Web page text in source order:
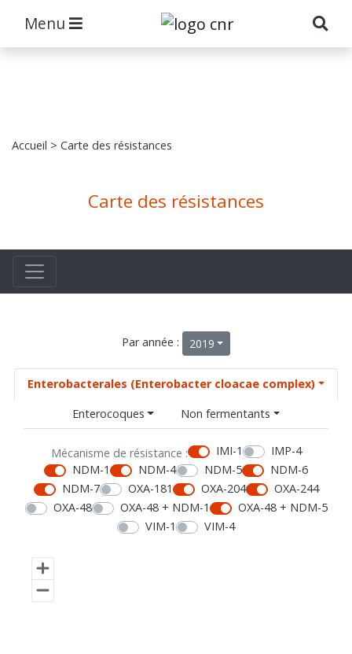
Menu
Accueil > Carte des résistances
Carte des résistances
Par année : 2019
Enterobacterales (Enterobacter cloacae complex)
Enterocoques
Non fermentants
Mécanisme de résistance : IMI-1
IMP-4
NDM-1
NDM-4 NDM-5
NDM-6
NDM-7
OXA-181 OXA-204
OXA-244
OXA-48
OXA-48 + NDM-1
OXA-48 + NDM-5
VIM-1
VIM-4